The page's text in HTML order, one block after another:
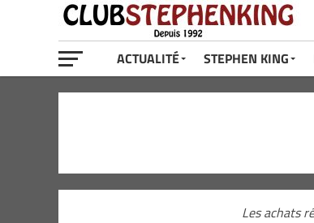
ACTUALITÉ STEPHEN KING
Les achats